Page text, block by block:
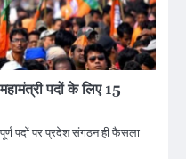
पदों के लिए 15
पदों पर प्रदेश संगठन ही फैसला